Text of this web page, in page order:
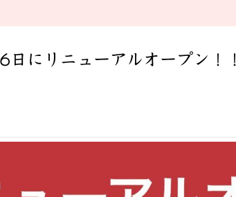
にリニューアルオープン！！